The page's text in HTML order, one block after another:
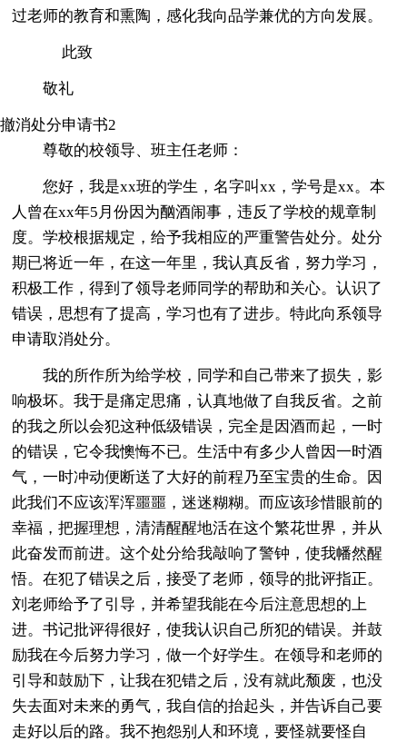
过老师的教育和熏陶，感化我向品学兼优的方向发展。
此致
敬礼
撤消处分申请书2
尊敬的校领导、班主任老师：
您好，我是xx班的学生，名字叫xx，学号是xx。本
人曾在xx年5月份因为酗酒闹事，违反了学校的规章制
度。学校根据规定，给予我相应的严重警告处分。处分
期已将近一年，在这一年里，我认真反省，努力学习，
积极工作，得到了领导老师同学的帮助和关心。认识了
错误，思想有了提高，学习也有了进步。特此向系领导
申请取消处分。
我的所作所为给学校，同学和自己带来了损失，影
响极坏。我于是痛定思痛，认真地做了自我反省。之前
的我之所以会犯这种低级错误，完全是因酒而起，一时
的错误，它令我懊悔不已。生活中有多少人曾因一时酒
气，一时冲动便断送了大好的前程乃至宝贵的生命。因
此我们不应该浑浑噩噩，迷迷糊糊。而应该珍惜眼前的
幸福，把握理想，清清醒醒地活在这个繁花世界，并从
此奋发而前进。这个处分给我敲响了警钟，使我幡然醒
悟。在犯了错误之后，接受了老师，领导的批评指正。
刘老师给予了引导，并希望我能在今后注意思想的上
进。书记批评得很好，使我认识自己所犯的错误。并鼓
励我在今后努力学习，做一个好学生。在领导和老师的
引导和鼓励下，让我在犯错之后，没有就此颓废，也没
失去面对未来的勇气，我自信的抬起头，并告诉自己要
走好以后的路。我不抱怨别人和环境，要怪就要怪自